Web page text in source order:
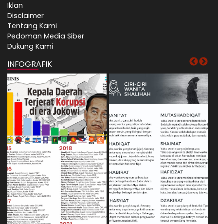
Iklan
Disclaimer
Tentang Kami
Pedoman Media Siber
Dukung Kami
INFOGRAFIK